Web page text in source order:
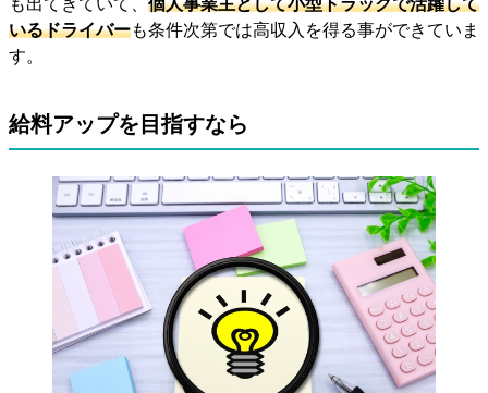
も出てきていて、 個人事業主として小型トラックで活躍して
いるドライバーも条件次第では高収入を得る事ができていま
す。
給料アップを目指すなら